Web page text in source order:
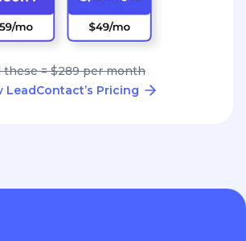
these = $289 per month
LeadContact’s Pricing